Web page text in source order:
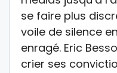
se faire plus
voile de silence
enragé. Eric
crier ses